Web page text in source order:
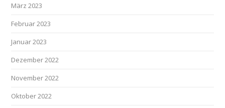
März 2023
Februar 2023
Januar 2023
Dezember 2022
November 2022
Oktober 2022